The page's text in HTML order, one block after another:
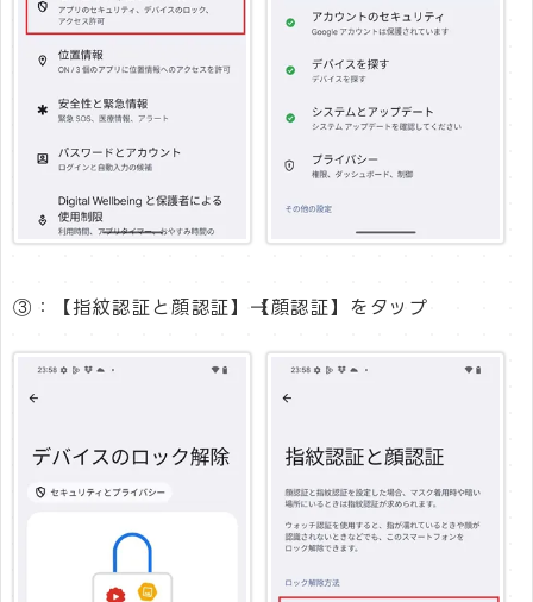
③：【指紋認証と顔認証】→【顔認証】をタップ